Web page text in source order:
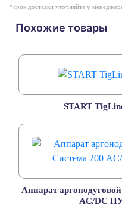
*срок доставки уточняйте у
Похожие товары
START
Аппарат
AC/DC